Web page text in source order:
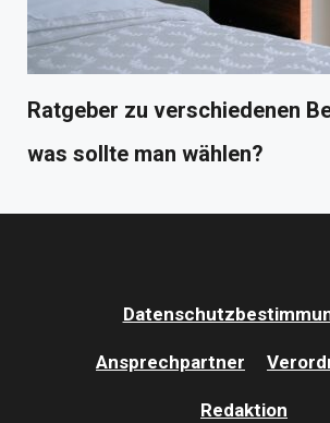
Ratgeber zu verschiedenen
was sollte man wählen?
Ansprechpartner
Redaktion